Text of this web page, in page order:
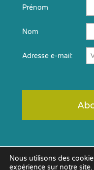
Prénom
Nom
Adresse e-mail:
Nous utilisons des
expérience sur notre site.